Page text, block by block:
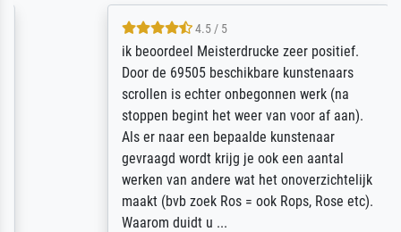
4.5 / 5
ik beoordeel Meisterdrucke zeer positief.
Door de 69505 beschikbare kunstenaars
scrollen is echter onbegonnen werk (na
stoppen begint het weer van voor af aan).
Als er naar een bepaalde kunstenaar
gevraagd wordt krijg je ook een aantal
werken van andere wat het onoverzichtelijk
maakt (bvb zoek Ros = ook Rops, Rose etc).
Waarom duidt u ...